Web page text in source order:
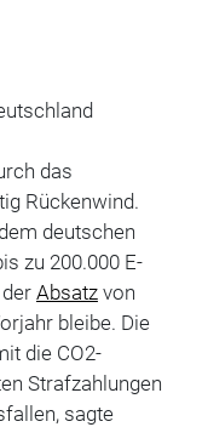
das
Rückenwind.
deutschen
zu 200.000 E-
Absatzvon
bleibe. Die
die CO2-
Strafzahlungen
sagte